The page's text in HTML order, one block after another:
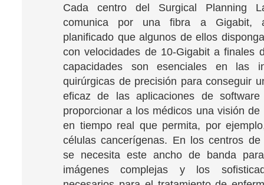
Cada centro del Surgical Planning
comunica por una fibra a Gigabit,
planificado que algunos de ellos
con velocidades de 10-Gigabit a finales
capacidades son esenciales en las
quirúrgicas de precisión para conseguir
eficaz de las aplicaciones de
proporcionar a los médicos una visión de
en tiempo real que permita, por
células cancerígenas. En los centros de
se necesita este ancho de banda
imágenes complejas y los